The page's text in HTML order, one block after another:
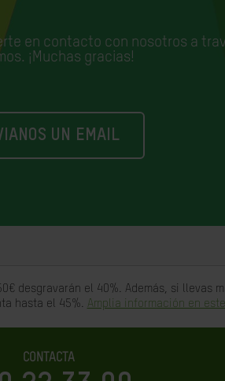
en contacto con nosotros a
¡Muchas gracias!
UN EMAIL
el 40%. Además, si llevas
hasta el 45%. Amplia información en
CONTACTA